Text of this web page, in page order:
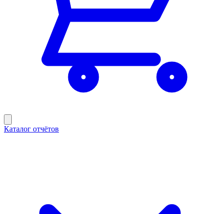
Каталог отчётов